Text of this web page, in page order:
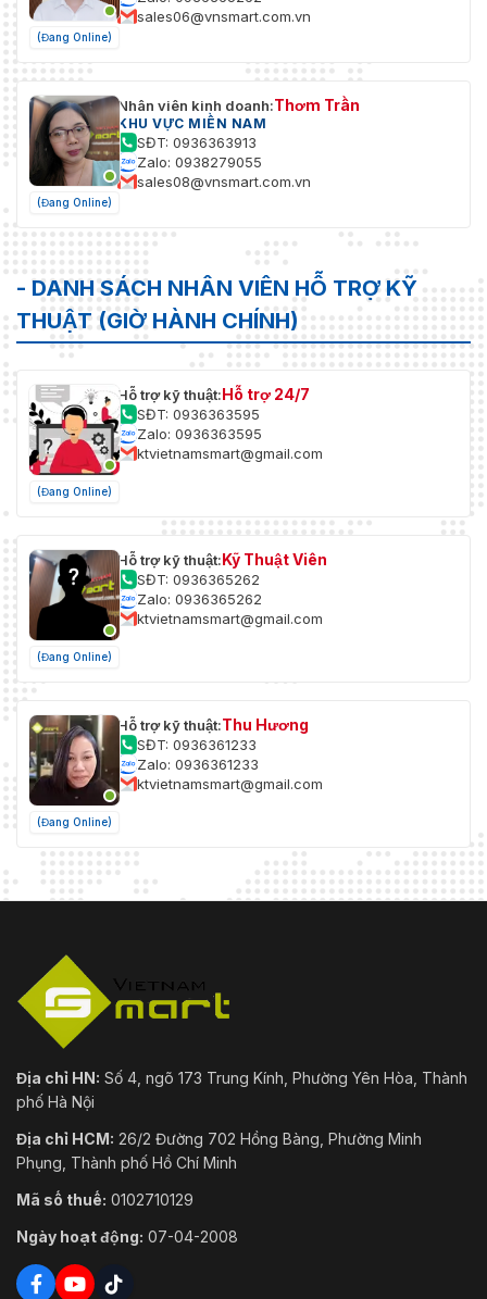
(Đang Online)
sales06@vnsmart.com.vn
(Đang Online)
Nhân viên kinh doanh:Thơm Trần
KHU VỰC MIỀN NAM
SĐT: 0936363913
Zalo: 0938279055
sales08@vnsmart.com.vn
- DANH SÁCH NHÂN VIÊN HỖ TRỢ KỸ
THUẬT (GIỜ HÀNH CHÍNH)
(Đang Online)
Hỗ trợ kỹ thuật:Hỗ trợ 24/7
SĐT: 0936363595
Zalo: 0936363595
ktvietnamsmart@gmail.com
(Đang Online)
Hỗ trợ kỹ thuật:Kỹ Thuật Viên
SĐT: 0936365262
Zalo: 0936365262
ktvietnamsmart@gmail.com
(Đang Online)
Hỗ trợ kỹ thuật:Thu Hương
SĐT: 0936361233
Zalo: 0936361233
ktvietnamsmart@gmail.com
Địa chỉ HN: Số 4, ngõ 173 Trung Kính, Phường Yên Hòa, Thành
phố Hà Nội
Địa chỉ HCM: 26/2 Đường 702 Hồng Bàng, Phường Minh
Phụng, Thành phố Hồ Chí Minh
Mã số thuế: 0102710129
Ngày hoạt động: 07-04-2008